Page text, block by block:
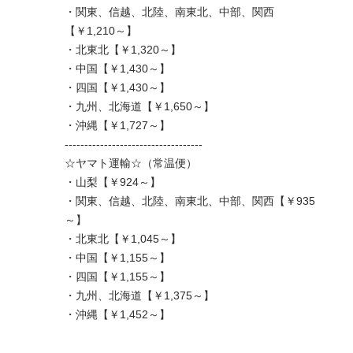
・関東、信越、北陸、南東北、中部、関西
【￥1,210～】
・北東北【￥1,320～】
・中国【￥1,430～】
・四国【￥1,430～】
・九州、北海道【￥1,650～】
・沖縄【￥1,727～】
-----------------------------------
☆ヤマト運輸☆（常温便）
・山梨【￥924～】
・関東、信越、北陸、南東北、中部、関西【￥935
～】
・北東北【￥1,045～】
・中国【￥1,155～】
・四国【￥1,155～】
・九州、北海道【￥1,375～】
・沖縄【￥1,452～】